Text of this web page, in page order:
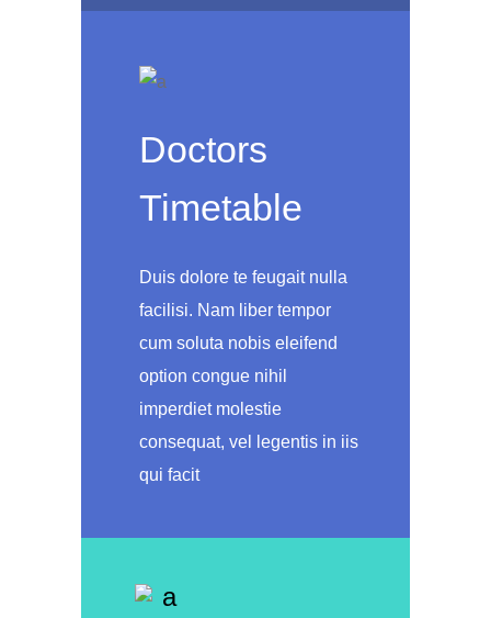
Doctors
Timetable
Duis dolore te feugait nulla
facilisi. Nam liber tempor
cum soluta nobis eleifend
option congue nihil
imperdiet molestie
consequat, vel legentis in iis
qui facit